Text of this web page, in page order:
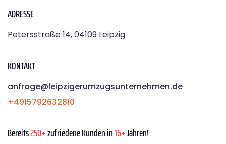
ADRESSE
Petersstraße 14, 04109 Leipzig
KONTAKT
anfrage@leipzigerumzugsunternehmen.de
+4915792632810
Bereits250+zufriedene Kunden in16+Jahren!